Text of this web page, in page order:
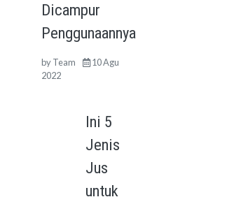
Dicampur
Penggunaannya
byTeam
10 Agu
2022
Ini 5
Jenis
Jus
untuk